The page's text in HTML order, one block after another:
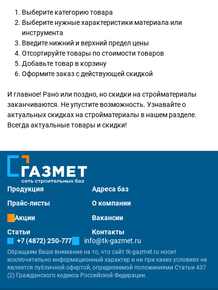
Выберите категорию товара
Выберите нужные характеристики материала или
инструмента
Введите нижний и верхний предел цены
Отсортируйте товары по стоимости товаров
Добавьте товар в корзину
Оформите заказ с действующей скидкой
И главное! Рано или поздно, но скидки на стройматериалы
заканчиваются. Не упустите возможность. Узнавайте о
актуальных скидках на стройматериалы в нашем разделе.
Всегда актуальные товары и скидки!
Продукция
Адреса баз
Прайс-листы
О компании
Акции
Вакансии
Статьи
Контакты
+7 (4872) 250-777
info@tk-gazmet.ru
Обращаем Ваше внимание на то, что сайт tk-gazmet.ru носит
исключительно информационный характер и ни при каких условиях не
является публичной офертой, определяемой положениями Статьи 437
(2) Гражданского кодекса Российской Федерации.